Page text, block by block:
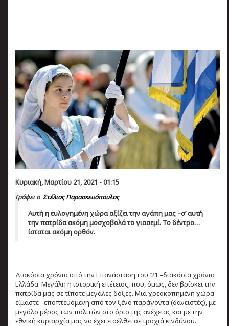
Κυριακή, Μαρτίου 21, 2021 - 01:15
Γράφει ο Στέλιος Παρασκευόπουλος
Αυτή η ευλογημένη χώρα αξίζει την αγάπη μας –σ’ αυτή
την πατρίδα ακόμη μοσχοβολά το γιασεμί. Το δέντρο…
ίσταται ακόμη ορθόν.
Διακόσια χρόνια από την Επανάσταση του ’21 –διακόσια χρόνια
Ελλάδα. Μεγάλη η ιστορική επέτειος, που, όμως, δεν βρίσκει την
πατρίδα μας σε τίποτε μεγάλες δόξες. Μια χρεοκοπημένη χώρα
είμαστε –εποπτευόμενη από τον ξένο παράγοντα (δανειστές), με
μεγάλο μέρος των πολιτών στο όριο της ανέχειας και με την
εθνική κυριαρχία μας να έχει εισέλθει σε τροχιά κινδύνου.